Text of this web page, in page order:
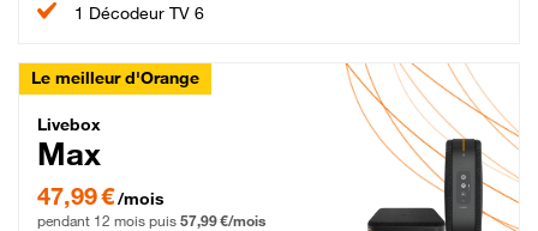
1 Décodeur TV 6
Le meilleur d'Orange
Livebox Max Fibre
Livebox
Max
47,99 € par mois pendant 12 mois puis 57,99 € par mois, Engagement 12 mois
47,99 €/mois
pendant 12 mois puis 57,99 €/mois